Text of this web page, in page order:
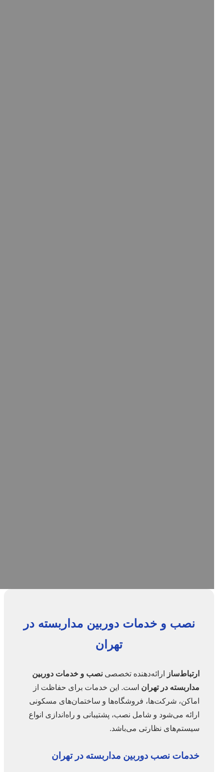
نصب و خدمات دوربین مداربسته در
تهران
ارتباط‌سازارائه‌دهنده تخصصینصب و خدمات دوربین
مداربسته در تهراناست. این خدمات برای حفاظت از
اماکن، شرکت‌ها، فروشگاه‌ها و ساختمان‌های مسکونی
ارائه می‌شود و شامل نصب، پشتیبانی و راه‌اندازی انواع
سیستم‌های نظارتی می‌باشد.
خدمات نصب دوربین مداربسته در تهران